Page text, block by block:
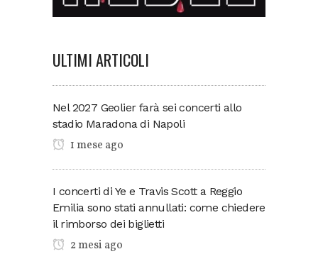
ULTIMI ARTICOLI
Nel 2027 Geolier farà sei concerti allo
stadio Maradona di Napoli
1 mese ago
I concerti di Ye e Travis Scott a Reggio
Emilia sono stati annullati: come chiedere
il rimborso dei biglietti
2 mesi ago